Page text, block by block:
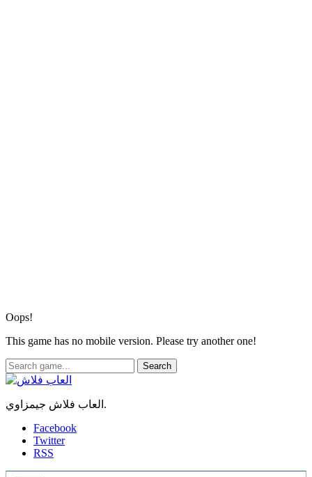
Oops!
This game has no mobile version. Please try another one!
Search
العاب فلاش جيمزاوي.
Facebook
Twitter
RSS